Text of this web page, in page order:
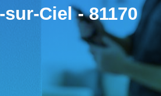
Ciel - 81170